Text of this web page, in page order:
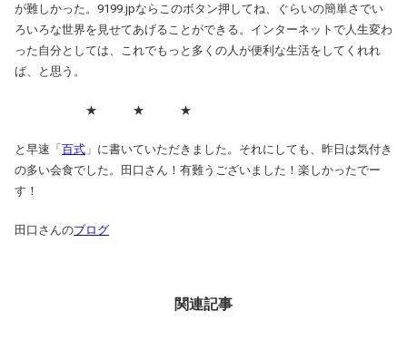
が難しかった。9199.jpならこのボタン押してね、ぐらいの簡単さでい
ろいろな世界を見せてあげることができる。インターネットで人生変わ
った自分としては、これでもっと多くの人が便利な生活をしてくれれ
ば、と思う。
★ ★ ★
と早速「 百式 」に書いていただきました。それにしても、昨日は気付き
の多い会食でした。田口さん！有難うございました！楽しかったでー
す！
田口さんのブログ
関連記事